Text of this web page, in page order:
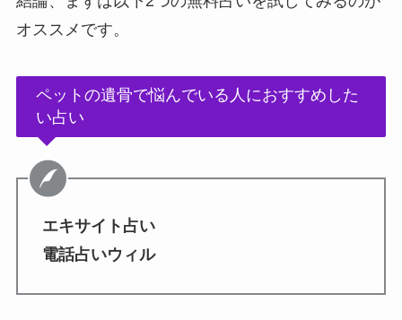
オススメです。
ペットの遺骨で悩んでいる人におすすめした
い占い
エキサイト占い
電話占いウィル